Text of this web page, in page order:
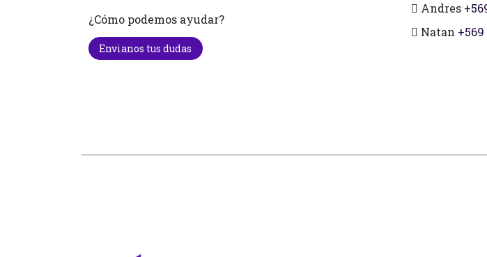
¿Cómo podemos ayudar?
Envianos tus dudas
Andres
Natan +569